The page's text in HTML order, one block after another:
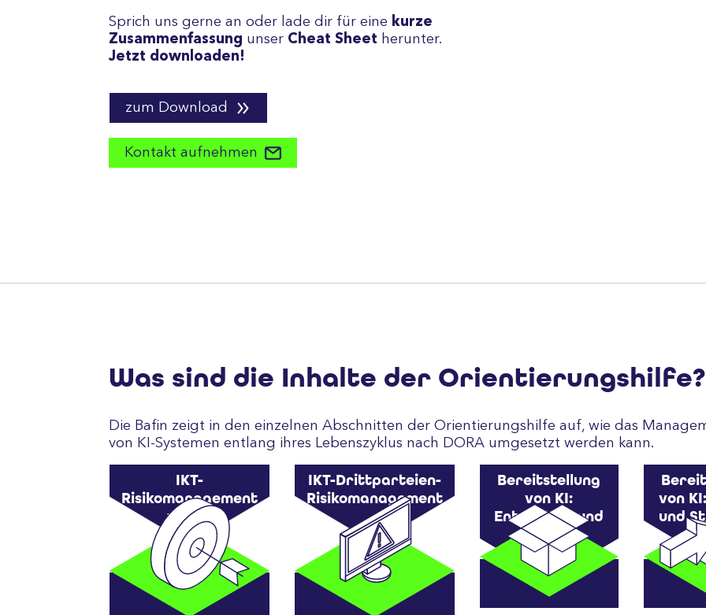
Sprich uns gerne an oder lade dir für eine kurze
Zusammenfassung unser Cheat Sheet herunter.
Jetzt downloaden!
zum Download
Kontakt aufnehmen
Was sind die Inhalte der Orientierungshilfe?
Die Bafin zeigt in den einzelnen Abschnitten der Orientierungshilfe auf, wie das
von KI-Systemen entlang ihres Lebenszyklus nach DORA umgesetzt werden kann.
IKT-
Risikomanagement
von KI
IKT-Drittparteien-
Risikomanagement
Bereitstellung
von KI:
Entwickeln und
Testen
von
und